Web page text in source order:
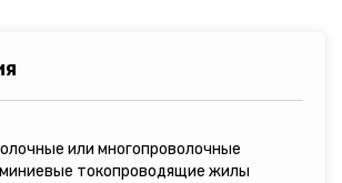
или многопроволочные
токопроводящие жилы